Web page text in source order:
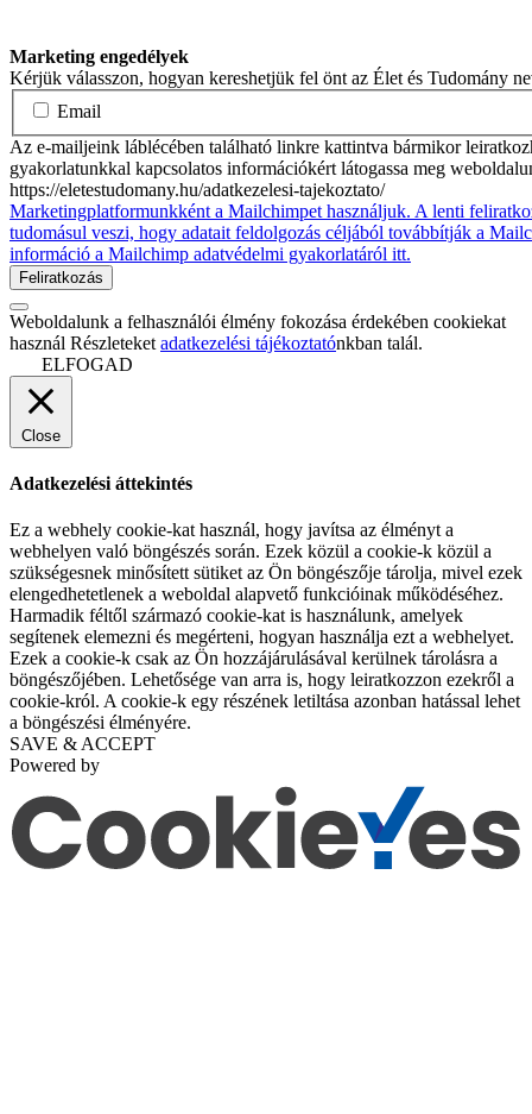
Marketing engedélyek
Kérjük válasszon, hogyan kereshetjük fel önt az Élet és Tudomány
Email
Az e-mailjeink láblécében található linkre kattintva bármikor
gyakorlatunkkal kapcsolatos információkért látogassa meg
https://eletestudomany.hu/adatkezelesi-tajekoztato/
Marketingplatformunkként a Mailchimpet használjuk. A lenti
tudomásul veszi, hogy adatait feldolgozás céljából továbbítják a
információ a Mailchimp adatvédelmi gyakorlatáról itt.
Weboldalunk a felhasználói élmény fokozása érdekében cookiekat
használ Részleteket adatkezelési tájékoztatónkban talál.
ELFOGAD
Close
Adatkezelési áttekintés
Ez a webhely cookie-kat használ, hogy javítsa az élményt a
webhelyen való böngészés során. Ezek közül a cookie-k közül a
szükségesnek minősített sütiket az Ön böngészője tárolja, mivel ezek
elengedhetetlenek a weboldal alapvető funkcióinak működéséhez.
Harmadik féltől származó cookie-kat is használunk, amelyek
segítenek elemezni és megérteni, hogyan használja ezt a webhelyet.
Ezek a cookie-k csak az Ön hozzájárulásával kerülnek tárolásra a
böngészőjében. Lehetősége van arra is, hogy leiratkozzon ezekről a
cookie-król. A cookie-k egy részének letiltása azonban hatással lehet
a böngészési élményére.
SAVE & ACCEPT
Powered by